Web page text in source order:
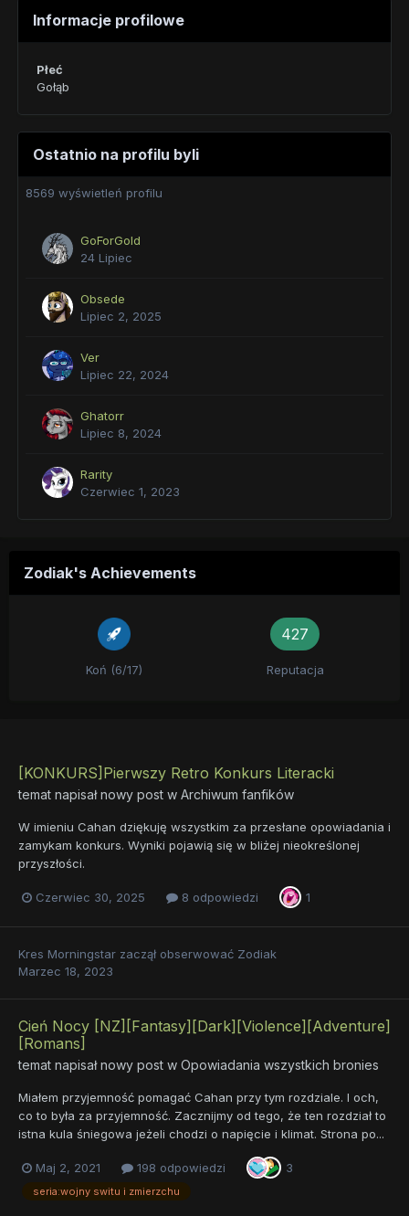
Informacje profilowe
Płeć
Gołąb
Ostatnio na profilu byli
8569 wyświetleń profilu
GoForGold
24 Lipiec
Obsede
Lipiec 2, 2025
Ver
Lipiec 22, 2024
Ghatorr
Lipiec 8, 2024
Rarity
Czerwiec 1, 2023
Zodiak's Achievements
Koń (6/17)
427
Reputacja
[KONKURS]Pierwszy Retro Konkurs Literacki
temat napisał nowy post w Archiwum fanfików
W imieniu Cahan dziękuję wszystkim za przesłane opowiadania i
zamykam konkurs. Wyniki pojawią się w bliżej nieokreślonej
przyszłości.
Czerwiec 30, 2025 8 odpowiedzi 1
Kres Morningstar zaczął obserwować Zodiak
Marzec 18, 2023
Cień Nocy [NZ][Fantasy][Dark][Violence][Adventure]
[Romans]
temat napisał nowy post w Opowiadania wszystkich bronies
Miałem przyjemność pomagać Cahan przy tym rozdziale. I och,
co to była za przyjemność. Zacznijmy od tego, że ten rozdział to
istna kula śniegowa jeżeli chodzi o napięcie i klimat. Strona po...
Maj 2, 2021 198 odpowiedzi 3
seria:wojny switu i zmierzchu